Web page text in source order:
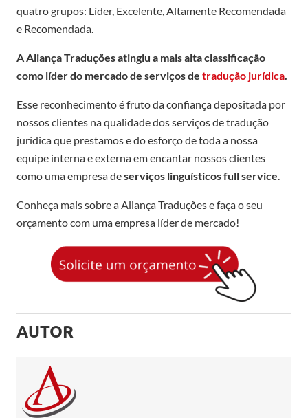
quatro grupos: Líder, Excelente, Altamente Recomendada
e Recomendada.
A Aliança Traduções atingiu a mais alta classificação
como líder do mercado de serviços de tradução jurídica.
Esse reconhecimento é fruto da confiança depositada por
nossos clientes na qualidade dos serviços de tradução
jurídica que prestamos e do esforço de toda a nossa
equipe interna e externa em encantar nossos clientes
como uma empresa deserviços linguísticos full service.
Conheça mais sobre a Aliança Traduções e faça o seu
orçamento com uma empresa líder de mercado!
AUTOR